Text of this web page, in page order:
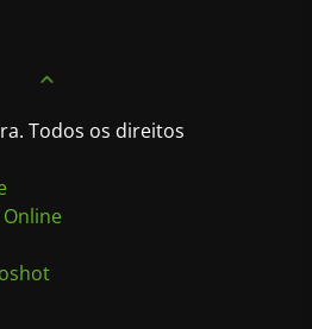
Todos os direitos